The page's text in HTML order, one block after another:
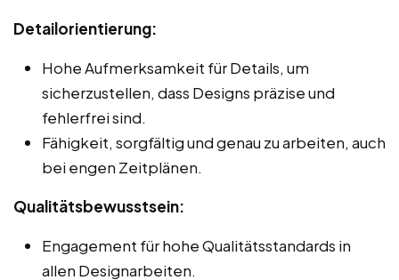
Detailorientierung:
Hohe Aufmerksamkeit für Details, um
sicherzustellen, dass Designs präzise und
fehlerfrei sind.
Fähigkeit, sorgfältig und genau zu arbeiten, auch
bei engen Zeitplänen.
Qualitätsbewusstsein:
Engagement für hohe Qualitätsstandards in
allen Designarbeiten.